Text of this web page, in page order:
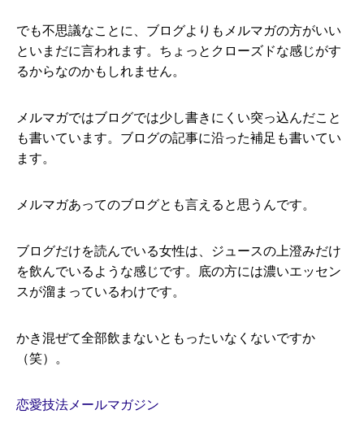
でも不思議なことに、ブログよりもメルマガの方がいい
といまだに言われます。ちょっとクローズドな感じがす
るからなのかもしれません。
メルマガではブログでは少し書きにくい突っ込んだこと
も書いています。ブログの記事に沿った補足も書いてい
ます。
メルマガあってのブログとも言えると思うんです。
ブログだけを読んでいる女性は、ジュースの上澄みだけ
を飲んでいるような感じです。底の方には濃いエッセン
スが溜まっているわけです。
かき混ぜて全部飲まないともったいなくないですか
（笑）。
恋愛技法メールマガジン